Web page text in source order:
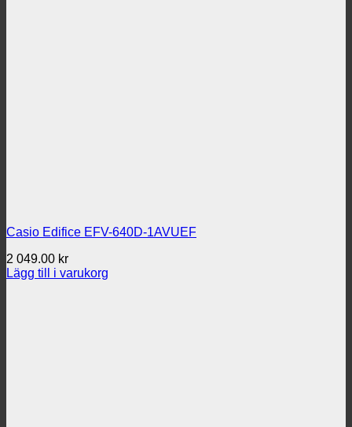
Casio Edifice EFV-640D-1AVUEF
2 049.00 kr
Lägg till i varukorg